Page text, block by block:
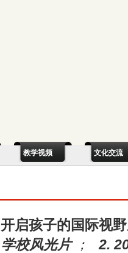
教学视频 文化交流
启孩子的国际视
校风光片； 2.